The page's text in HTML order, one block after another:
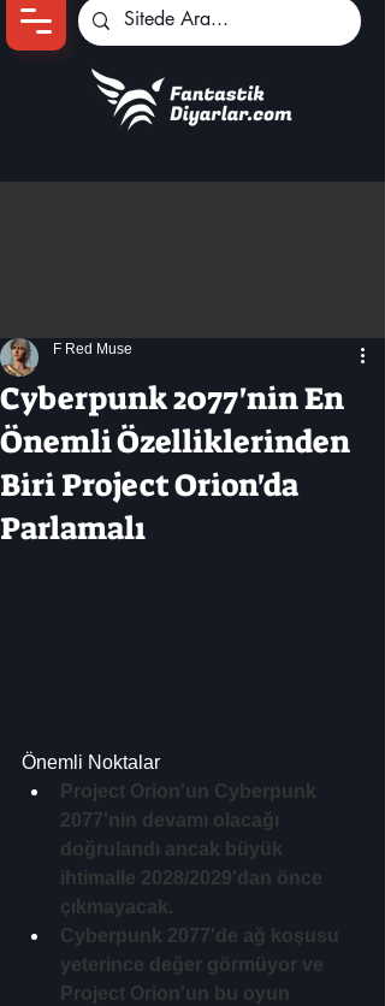
Black Desert
Dizi-Film Haberleri
Cyberpunk 2077'nin En
Önemli Özelliklerinden
Biri Project Orion'da
Parlamalı
F Red Muse
Önemli Noktalar
Project Orion'un Cyberpunk
2077'nin devamı olacağı
doğrulandı ancak büyük
ihtimalle 2028/2029'dan önce
çıkmayacak.
Cyberpunk 2077'de ağ koşusu
yeterince değer görmüyor ve
Project Orion'un bu oyun